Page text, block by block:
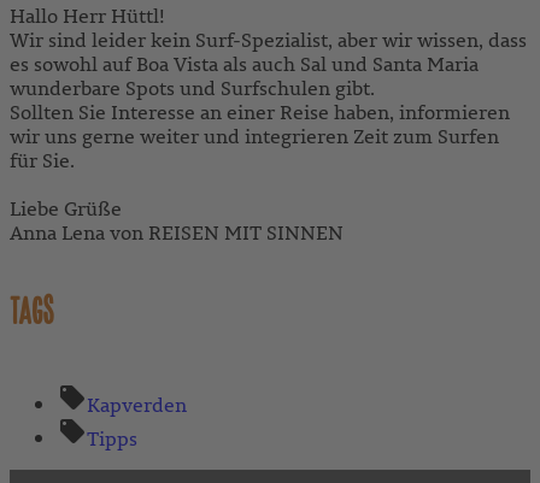
Hallo Herr Hüttl!
Wir sind leider kein Surf-Spezialist, aber wir wissen, dass
es sowohl auf Boa Vista als auch Sal und Santa Maria
wunderbare Spots und Surfschulen gibt.
Sollten Sie Interesse an einer Reise haben, informieren
wir uns gerne weiter und integrieren Zeit zum Surfen
für Sie.
Liebe Grüße
Anna Lena von REISEN MIT SINNEN
TAGS
Kapverden
Tipps